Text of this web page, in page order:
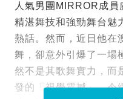
人氣男團MIRROR成
精湛舞技和強勁舞台魅
熱話。然而，近日他在
舞，卻意外引爆了一場
然不是其歌舞實力，而
發的「視覺震撼」，令